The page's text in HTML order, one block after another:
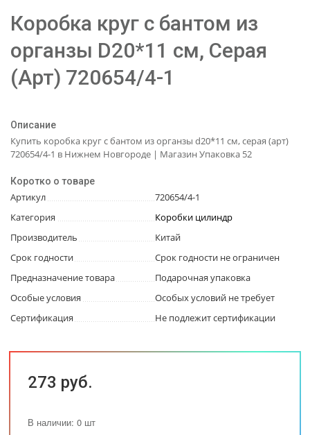
Коробка круг с бантом из
органзы D20*11 см, Серая
(Арт) 720654/4-1
Описание
Купить коробка круг с бантом из органзы d20*11 см, серая (арт)
720654/4-1 в Нижнем Новгороде | Магазин Упаковка 52
Коротко о товаре
Артикул
720654/4-1
Категория
Коробки цилиндр
Производитель
Китай
Срок годности
Срок годности не ограничен
Предназначение товара
Подарочная упаковка
Особые условия
Особых условий не требует
Сертификация
Не подлежит сертификации
273 руб.
В наличии: 0 шт